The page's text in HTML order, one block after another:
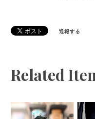
通報する
Related